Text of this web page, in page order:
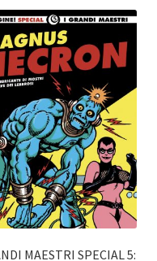
MAESTRI SPECIAL 5: